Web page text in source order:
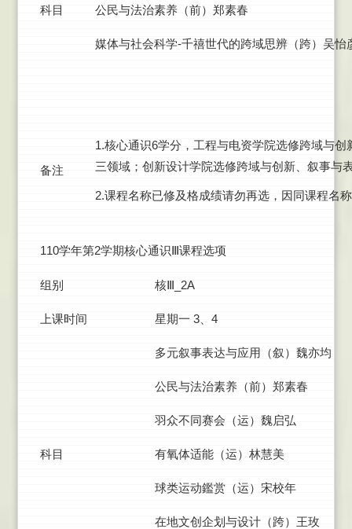
科目 公民与法治素养（前）郑素春
媒体与社会科学-千禧世代的跨域思辨（跨）吴怡
备注
1.核心通识6学分，工程与电资学院选修跨域与
三领域；创新设计学院选修跨域与创新、叙事与
2.课程名称已修及格成绩请勿再选，因同课程名
110学年第2学期核心通识Ⅲ课程选项
组别 核Ⅲ_2A
上课时间 星期一 3、4
科目
多元叙事表达与应用（叙）魏亦均
公民与法治素养（前）郑素春
羽众不同赛会（运）魏启弘
有氧体适能（运）林慧美
球类运动鑑赏（运）宋校年
在地文创企划与设计（跨）王玫